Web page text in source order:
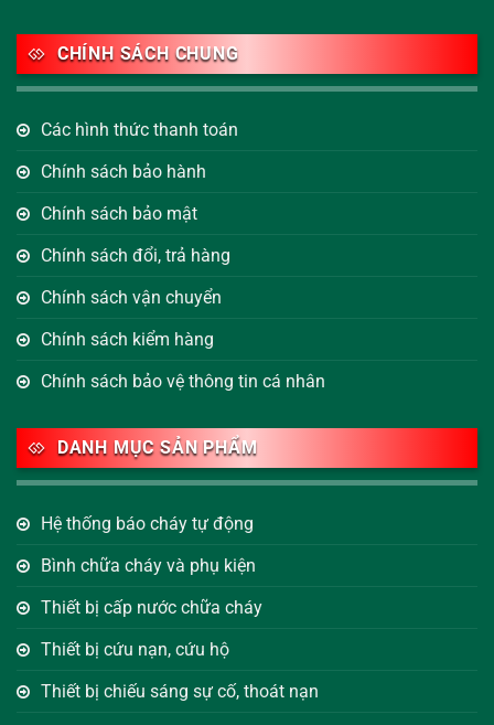
CHÍNH SÁCH CHUNG
Các hình thức thanh toán
Chính sách bảo hành
Chính sách bảo mật
Chính sách đổi, trả hàng
Chính sách vận chuyển
Chính sách kiểm hàng
Chính sách bảo vệ thông tin cá nhân
DANH MỤC SẢN PHẨM
Hệ thống báo cháy tự động
Bình chữa cháy và phụ kiện
Thiết bị cấp nước chữa cháy
Thiết bị cứu nạn, cứu hộ
Thiết bị chiếu sáng sự cố, thoát nạn